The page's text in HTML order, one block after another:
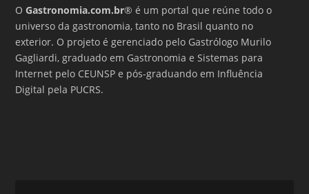
OGastronomia.com.br® é um portal que reúne todo o
universo da gastronomia, tanto no Brasil quanto no
exterior. O projeto é gerenciado pelo Gastrólogo Murilo
Gagliardi, graduado em Gastronomia e Sistemas para
Internet pelo CEUNSP e pós-graduando em Influência
Digital pela PUCRS.